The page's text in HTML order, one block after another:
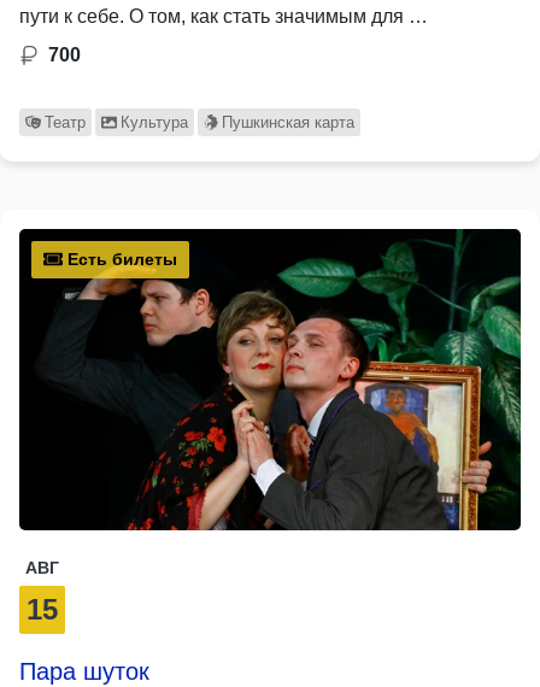
пути к себе. О том, как стать значимым для …
700
Театр Культура Пушкинская карта
Есть билеты
АВГ
15
Пара шуток